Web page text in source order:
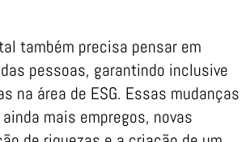
também precisa pensar em
pessoas, garantindo inclusive
na área de ESG. Essas mudanças
mais empregos, novas